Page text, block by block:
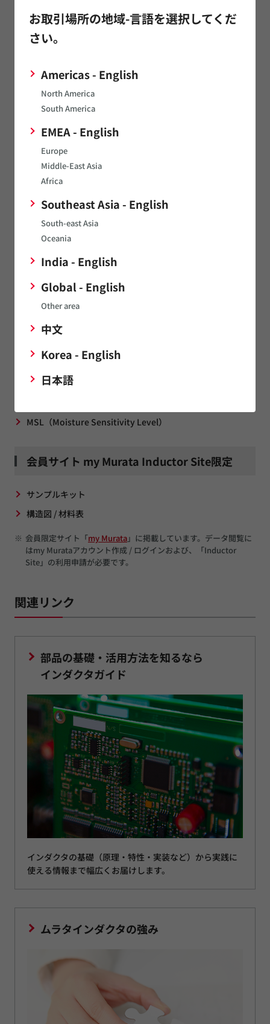
お取引場所の地域-言語を選択してくだ
さい。
Americas - English
North America
South America
EMEA - English
Europe
Middle-East Asia
Africa
Southeast Asia - English
South-east Asia
Oceania
India - English
Global - English
Other area
中文
Korea - English
日本語
関連ウェビナー
ウェビナー
続々更新中！実例をもとにノイズ対策ポイントを解説し
資料ダウンロード
RoHS証明書 / REACH SVHC報告書
ISO･IATF認証取得状況、TISAX評価結果
MSL（Moisture Sensitivity Level）
会員サイト my Murata Inductor Site限定
サンプルキット
構造図 / 材料表
※ 会員限定サイト「my Murata」に掲載しています。データ閲覧に
はmy Murataアカウント作成 / ログインおよび、「Inductor
Site」の利用申請が必要です。
関連リンク
部品の基礎・活用方法を知るなら
インダクタガイド
インダクタの基礎（原理・特性・実装など）から実践に
使える情報まで幅広くお届けします。
ムラタインダクタの強み